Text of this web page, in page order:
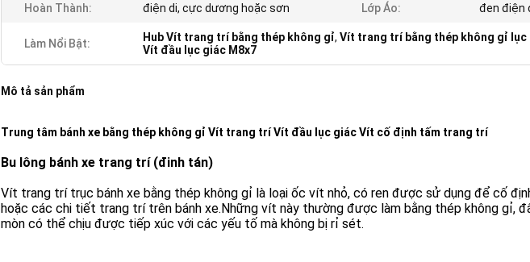
Hoàn Thành: điện di, cực dương hoặc sơn Lớp Áo: đen điện
Làm Nổi Bật: Hub Vít trang trí bằng thép không gỉ, Vít trang trí bằng thép không gỉ lục
Vít đầu lục giác M8x7
Mô tả sản phẩm
Trung tâm bánh xe bằng thép không gỉ Vít trang trí Vít đầu lục giác Vít cố định tấm trang trí
Bu lông bánh xe trang trí (đinh tán)
Vít trang trí trục bánh xe bằng thép không gỉ là loại ốc vít nhỏ, có ren được sử dụng để cố
hoặc các chi tiết trang trí trên bánh xe.Những vít này thường được làm bằng thép không gỉ,
mòn có thể chịu được tiếp xúc với các yếu tố mà không bị rỉ sét.